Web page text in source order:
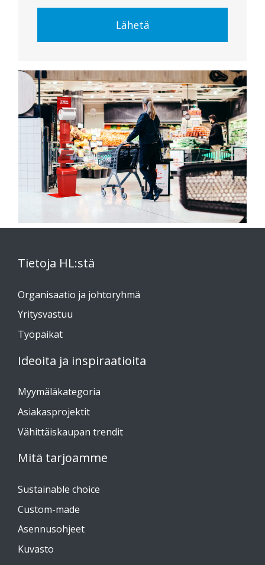
Lähetä
Tietoja HL:stä
Organisaatio ja johtoryhmä
Yritysvastuu
Työpaikat
Ideoita ja inspiraatioita
Myymäläkategoria
Asiakasprojektit
Vähittäiskaupan trendit
Mitä tarjoamme
Sustainable choice
Custom-made
Asennusohjeet
Kuvasto